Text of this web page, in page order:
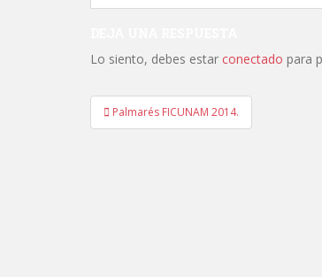
Lo siento, debes estar conectado para
Navegación
de
Palmarés FICUNAM 2014.